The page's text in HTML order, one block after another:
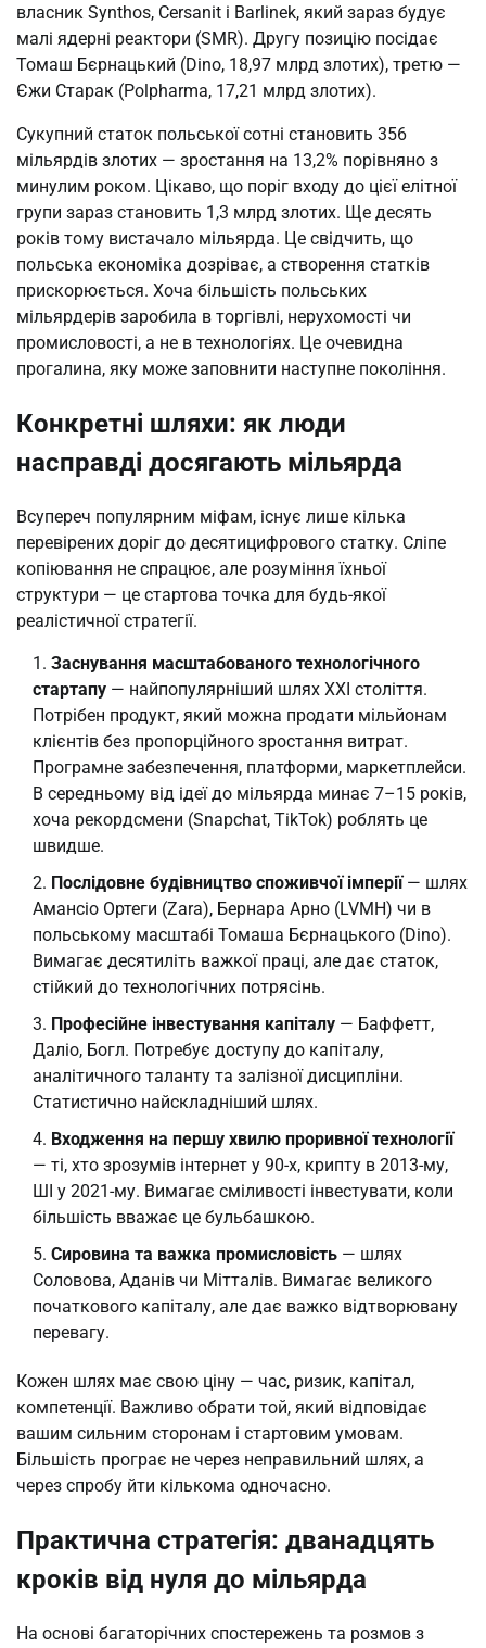
власник Synthos, Cersanit і Barlinek, який зараз будує
малі ядерні реактори (SMR). Другу позицію посідає
Томаш Бєрнацький (Dino, 18,97 млрд злотих), третю —
Єжи Старак (Polpharma, 17,21 млрд злотих).
Сукупний статок польської сотні становить 356
мільярдів злотих — зростання на 13,2% порівняно з
минулим роком. Цікаво, що поріг входу до цієї елітної
групи зараз становить 1,3 млрд злотих. Ще десять
років тому вистачало мільярда. Це свідчить, що
польська економіка дозріває, а створення статків
прискорюється. Хоча більшість польських
мільярдерів заробила в торгівлі, нерухомості чи
промисловості, а не в технологіях. Це очевидна
прогалина, яку може заповнити наступне покоління.
Конкретні шляхи: як люди
насправді досягають мільярда
Всупереч популярним міфам, існує лише кілька
перевірених доріг до десятицифрового статку. Сліпе
копіювання не спрацює, але розуміння їхньої
структури — це стартова точка для будь-якої
реалістичної стратегії.
Заснування масштабованого технологічного
стартапу — найпопулярніший шлях XXI століття.
Потрібен продукт, який можна продати мільйонам
клієнтів без пропорційного зростання витрат.
Програмне забезпечення, платформи, маркетплейси.
В середньому від ідеї до мільярда минає 7–15 років,
хоча рекордсмени (Snapchat, TikTok) роблять це
швидше.
Послідовне будівництво споживчої імперії— шлях
Амансіо Ортеги (Zara), Бернара Арно (LVMH) чи в
польському масштабі Томаша Бєрнацького (Dino).
Вимагає десятиліть важкої праці, але дає статок,
стійкий до технологічних потрясінь.
Професійне інвестування капіталу — Баффетт,
Даліо, Богл. Потребує доступу до капіталу,
аналітичного таланту та залізної дисципліни.
Статистично найскладніший шлях.
Входження на першу хвилю проривної технології
— ті, хто зрозумів інтернет у 90-х, крипту в 2013-му,
ШІ у 2021-му. Вимагає сміливості інвестувати, коли
більшість вважає це бульбашкою.
Сировина та важка промисловість — шлях
Соловова, Аданів чи Мітталів. Вимагає великого
початкового капіталу, але дає важко відтворювану
перевагу.
Кожен шлях має свою ціну — час, ризик, капітал,
компетенції. Важливо обрати той, який відповідає
вашим сильним сторонам і стартовим умовам.
Більшість програє не через неправильний шлях, а
через спробу йти кількома одночасно.
Практична стратегія: дванадцять
кроків від нуля до мільярда
На основі багаторічних спостережень та розмов з